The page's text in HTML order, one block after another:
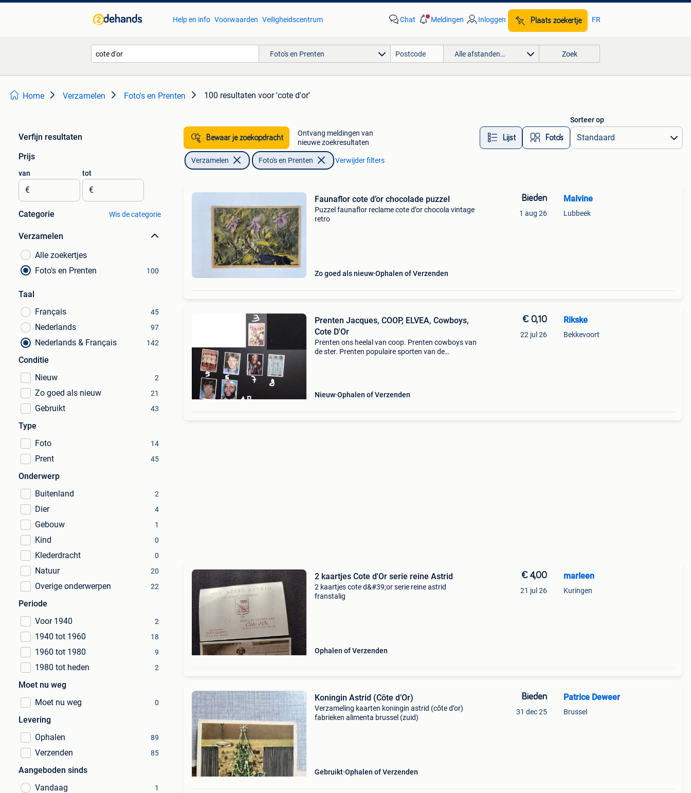
Help en info Voorwaarden Veiligheidscentrum Chat Meldingen Inloggen Plaats zoekertje FR
Foto's en Prenten Alle afstanden… Zoek
Home Verzamelen Foto's en Prenten 100 resultaten voor 'cote d'or'
Verfijn resultaten
Prijs
van
€
tot
€
Categorie Wis de categorie
Verzamelen
Alle zoekertjes
Foto's en Prenten
100
Taal
Français
45
Nederlands 97
Nederlands & Français 142
Conditie
Nieuw
2
Zo goed als nieuw 21
Gebruikt 43
Type
Foto
14
Prent 45
Onderwerp
Buitenland
2
Dier 4
Gebouw 1
Kind 0
Klederdracht 0
Natuur 20
Overige onderwerpen 22
Periode
Voor 1940
2
1940 tot 1960 18
1960 tot 1980 9
1980 tot heden 2
Moet nu weg
Moet nu weg
0
Levering
Ophalen
89
Verzenden 85
Aangeboden sinds
Vandaag
1
Bewaar je zoekopdracht
Ontvang meldingen van
nieuwe zoekresultaten
Lijst Foto’s
Sorteer op
Verzamelen Foto's en Prenten Verwijder filters
Faunaflor cote d’or chocolade puzzel
Puzzel faunaflor reclame cote d’or chocola vintage
retro
Zo goed als nieuw Ophalen of Verzenden
Bieden
1 aug 26
Malvine
Lubbeek
Prenten Jacques, COOP, ELVEA, Cowboys,
Cote D'Or
Prenten ons heelal van coop. Prenten cowboys van
de ster. Prenten populaire sporten van de
Nieuw Ophalen of Verzenden
€ 0,10
22 jul 26
Rikske
Bekkevoort
2 kaartjes Cote d'Or serie reine Astrid
2 kaartjes cote d&#39;or serie reine astrid
franstalig
Ophalen of Verzenden
€ 4,00
21 jul 26
marleen
Kuringen
Koningin Astrid (Côte d’Or)
Verzameling kaarten koningin astrid (côte d’or)
fabrieken alimenta brussel (zuid)
Gebruikt Ophalen of Verzenden
Bieden
31 dec 25
Patrice Deweer
Brussel